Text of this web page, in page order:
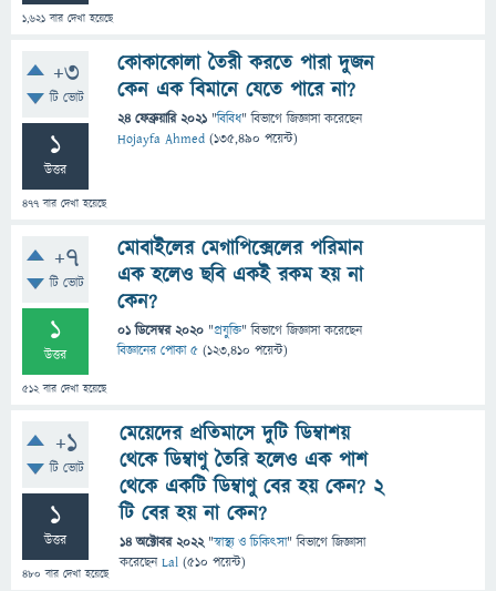
1,621 বার দেখা হয়েছে
+3
টি ভোট
1
উত্তর
477 বার দেখা হয়েছে
কোকাকোলা তৈরী করতে পারা দুজন
কেন এক বিমানে যেতে পারে না?
24 ফেব্রুয়ারি 2021 "বিবিধ" বিভাগে জিজ্ঞাসাকরেছেন
Hojayfa Ahmed (135,490 পয়েন্ট)
+7
টি ভোট
1
উত্তর
512বার দেখা হয়েছে
মোবাইলের মেগাপিক্সেলের পরিমান
এক হলেও ছবি একই রকম হয় না
কেন?
01 ডিসেম্বর 2020 "প্রযুক্তি" বিভাগে জিজ্ঞাসাকরেছেন
বিজ্ঞানের পোকা ৫ (123,410 পয়েন্ট)
+1
টি ভোট
1
উত্তর
480 বার দেখা হয়েছে
মেয়েদের প্রতিমাসে দুটি ডিম্বাশয়
থেকে ডিম্বাণু তৈরি হলেও এক পাশ
থেকে একটি ডিম্বাণু বের হয় কেন? ২
টি বের হয় না কেন?
14 অক্টোবর 2022 "স্বাস্থ্য ও চিকিৎসা" বিভাগে জিজ্ঞাসা
করেছেনLal (510 পয়েন্ট)